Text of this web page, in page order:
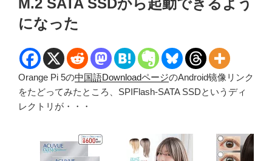
M.2 SATA SSDから起動できるよう
になった
Orange Pi 5の中国語DownloadページのAndroid镜像リンク
をたどってみたところ、SPIFlash-SATA SSDというディ
レクトリが・・・